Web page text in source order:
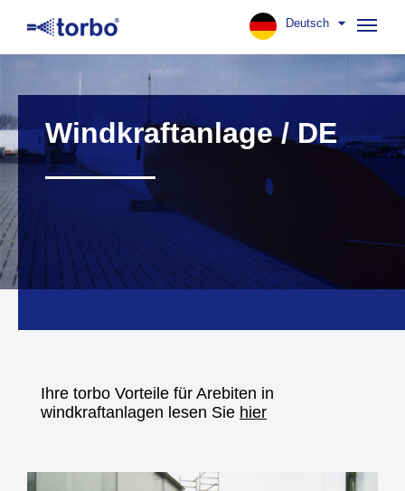
Deutsch
Windkraftanlage / DE
Ihre torbo Vorteile für Arebiten in
windkraftanlagen lesen Sie hier